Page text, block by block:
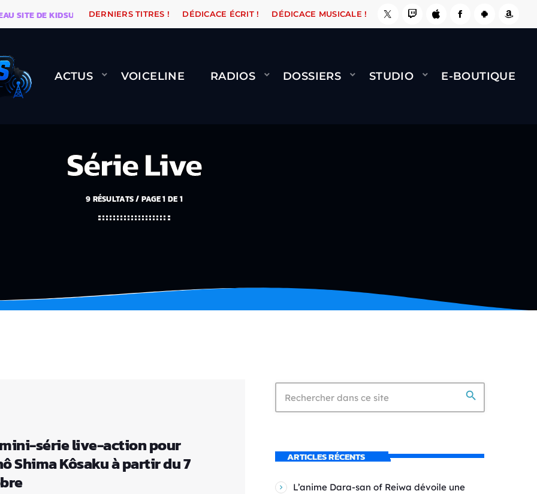
DE KIDSUNE WARÉTRO ORANGE ROAD QUI PASSE, ÇA LE FAIT ! NAMI BERNARD MINET - FLY
DERNIERS TITRES ! DÉDICACE ÉCRIT ! DÉDICACE MUSICALE !
ACTUS VOICELINE RADIOS DOSSIERS STUDIO E-BOUTIQUE
Série Live
9 RÉSULTATS / PAGE 1 DE 1
série live-action pour
Shima Kôsaku à partir du 7
search
ARTICLES RÉCENTS
L’anime Dara-san of Reiwa dévoile une